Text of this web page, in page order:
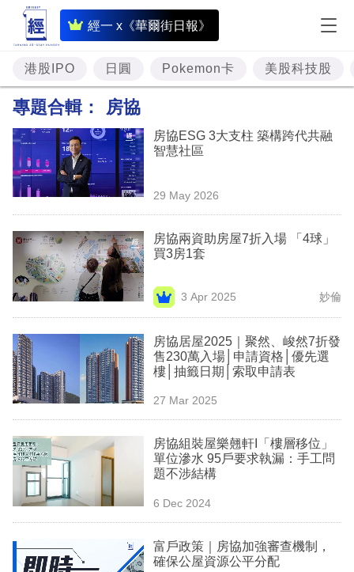
經一 x《華爾街日報》
即
時
財
經
題
投
資
樓
市
理
商
業
科
技
職
場
生
時
港股IPO 日圓 Pokemon卡 美股科技股
專題合輯： 房協
房協ESG 3大支柱 築構跨代共融
智慧社區
29 May 2026
房協兩資助房屋7折入場 「4球」
買3房1套
3 Apr 2025 妙倫
房協居屋2025｜聚然、峻然7折發
售230萬入場│申請資格│優先選
樓│抽籤日期│索取申請表
27 Mar 2025
房協組裝屋樂翹軒I「樓層移位」
單位滲水 95戶要求執漏：手工問
題不涉結構
6 Dec 2024
富戶政策｜房協加強審查機制，
確保公屋資源公平分配